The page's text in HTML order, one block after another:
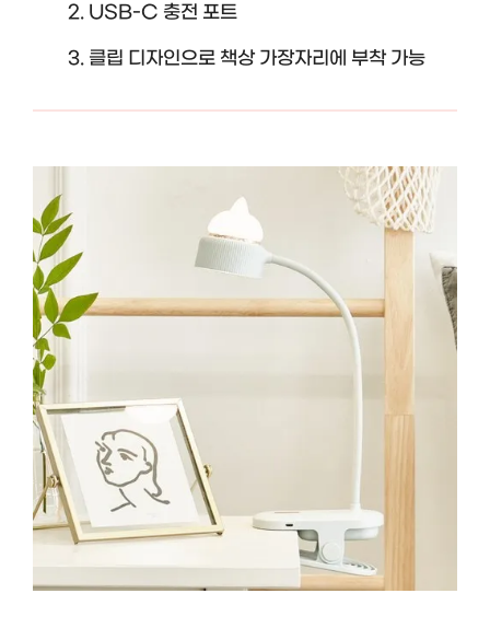
USB-C 충전 포트
클립 디자인으로 책상 가장자리에 부착 가능